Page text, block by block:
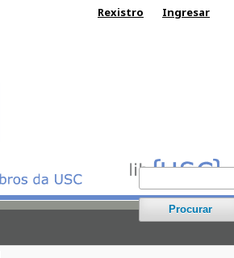
Procurar
Rexistro Ingresar